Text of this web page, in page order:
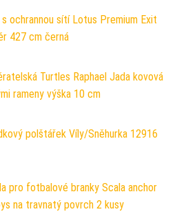
s ochrannou sítí Lotus Premium Exit
427 cm černá
Turtles Raphael Jada kovová
rameny výška 10 cm
polštářek Víly/Sněhurka 12916
pro fotbalové branky Scala anchor
na travnatý povrch 2 kusy